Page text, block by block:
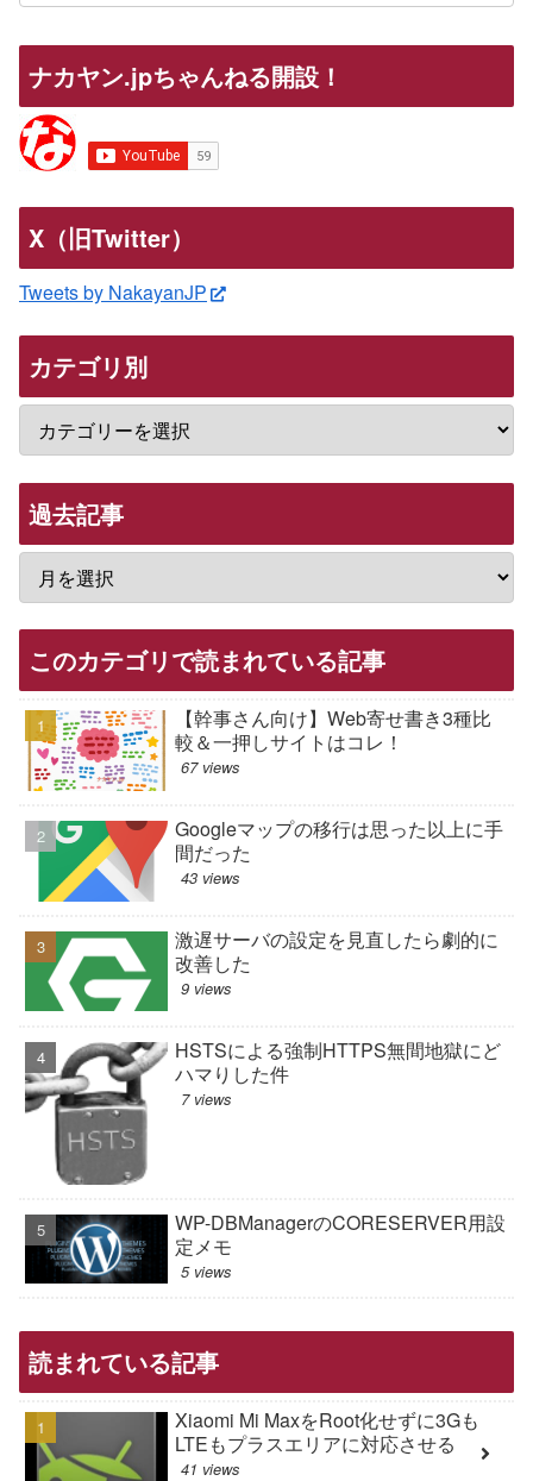
ナカヤン.jpちゃんねる開設！
X（旧Twitter）
Tweets by NakayanJP
カテゴリ別
過去記事
このカテゴリで読まれている記事
【幹事さん向け】Web寄せ書き3種比
較＆一押しサイトはコレ！
67 views
Googleマップの移行は思った以上に手
間だった
43 views
激遅サーバの設定を見直したら劇的に
改善した
9 views
HSTSによる強制HTTPS無間地獄にど
ハマりした件
7 views
WP-DBManagerのCORESERVER用設
定メモ
5 views
読まれている記事
Xiaomi Mi MaxをRoot化せずに3Gも
LTEもプラスエリアに対応させる
41 views